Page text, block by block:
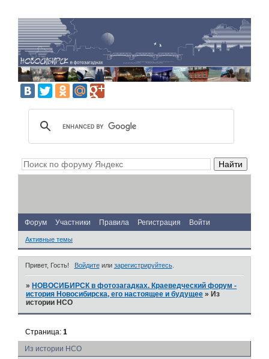
Форум Участники Правила Регистрация Войти
Активные темы
Привет, Гость! Войдитеили зарегистрируйтесь.
» НОВОСИБИРСК в фотозагадках. Краеведческий форум -
история Новосибирска, его настоящее и будущее » Из
истории НСО
Из истории НСО
Страница:1